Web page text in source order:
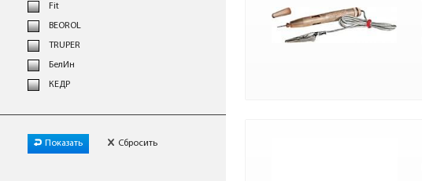
Fit
BEOROL
TRUPER
БелИн
КЕДР
Показать Сбросить